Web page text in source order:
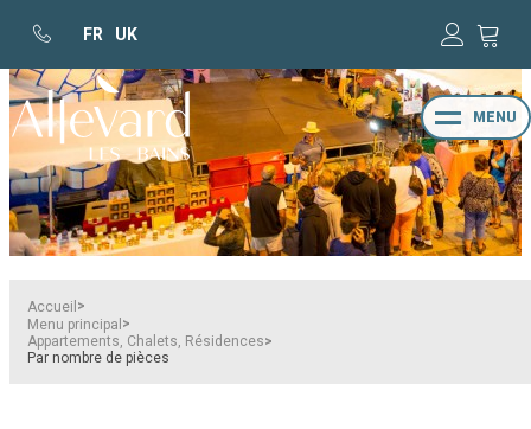
FR UK
MENU
Accueil >
Menu principal >
Appartements, Chalets, Résidences>
Par nombre de pièces